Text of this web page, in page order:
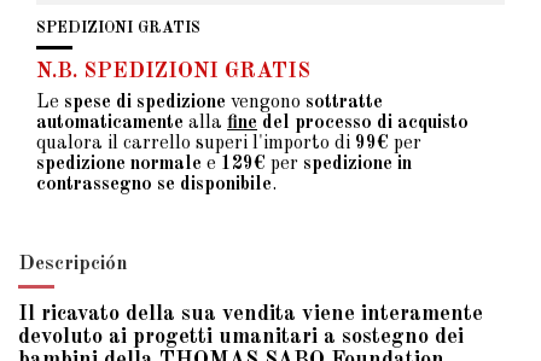
SPEDIZIONI GRATIS
N.B. SPEDIZIONI GRATIS
Le spese di spedizione vengono sottratte
automaticamente alla fine del processo di acquisto
qualora il carrello superi l'importo di 99€ per
spedizione normale e 129€ per spedizione in
contrassegno se disponibile.
Descripción
Il ricavato della sua vendita viene interamente
devoluto ai progetti umanitari a sostegno dei